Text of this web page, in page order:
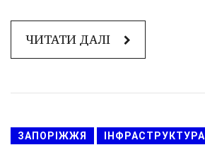
ЧИТАТИ ДАЛІ
ЗАПОРІЖЖЯ ІНФРАСТРУКТУРА